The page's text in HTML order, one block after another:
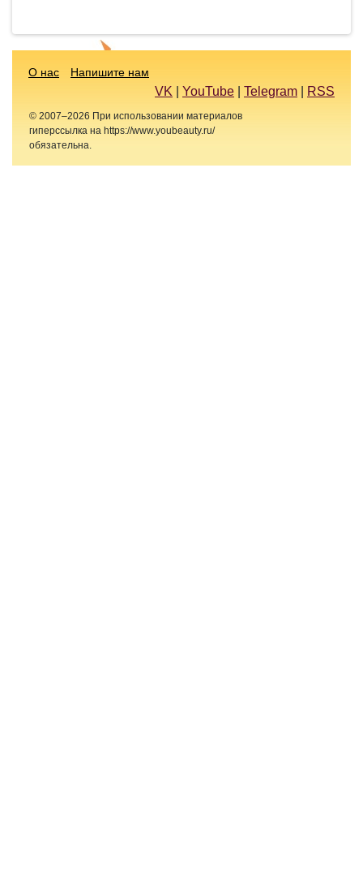
О нас Напишите нам
VK YouTube Telegram RSS
© 2007–2026 При использовании материалов
гиперссылка на https://www.youbeauty.ru/
обязательна.